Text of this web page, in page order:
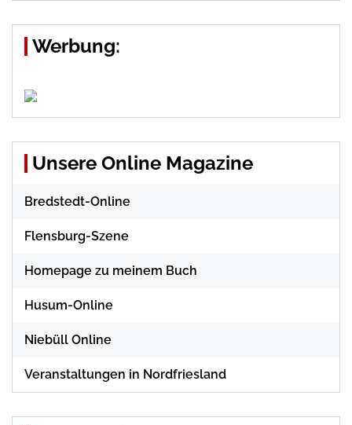
Werbung:
Unsere Online Magazine
Bredstedt-Online
Flensburg-Szene
Homepage zu meinem Buch
Husum-Online
Niebüll Online
Veranstaltungen in Nordfriesland